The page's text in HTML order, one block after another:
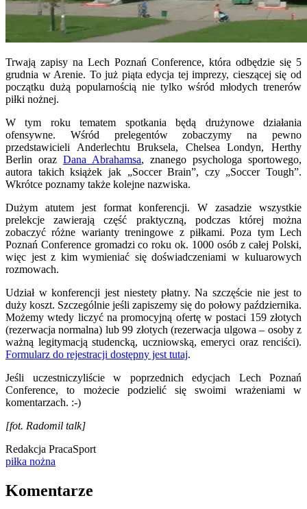
Trwają zapisy na Lech Poznań Conference, która odbędzie się 5
grudnia w Arenie. To już piąta edycja tej imprezy, cieszącej się od
początku dużą popularnością nie tylko wśród młodych trenerów
piłki nożnej.
W tym roku tematem spotkania będą drużynowe działania
ofensywne. Wśród prelegentów zobaczymy na pewno
przedstawicieli Anderlechtu Bruksela, Chelsea Londyn, Herthy
Berlin oraz Dana Abrahamsa, znanego psychologa sportowego,
autora takich książek jak „Soccer Brain”, czy „Soccer Tough”.
Wkrótce poznamy także kolejne nazwiska.
Dużym atutem jest format konferencji. W zasadzie wszystkie
prelekcje zawierają część praktyczną, podczas której można
zobaczyć różne warianty treningowe z piłkami. Poza tym Lech
Poznań Conference gromadzi co roku ok. 1000 osób z całej Polski,
więc jest z kim wymieniać się doświadczeniami w kuluarowych
rozmowach.
Udział w konferencji jest niestety płatny. Na szczęście nie jest to
duży koszt. Szczególnie jeśli zapiszemy się do połowy października.
Możemy wtedy liczyć na promocyjną ofertę w postaci 159 złotych
(rezerwacja normalna) lub 99 złotych (rezerwacja ulgowa – osoby z
ważną legitymacją studencką, uczniowską, emeryci oraz renciści).
Formularz do rejestracji dostępny jest tutaj.
Jeśli uczestniczyliście w poprzednich edycjach Lech Poznań
Conference, to możecie podzielić się swoimi wrażeniami w
komentarzach. :-)
[fot. Radomil talk]
Redakcja PracaSport
piłka nożna
Komentarze